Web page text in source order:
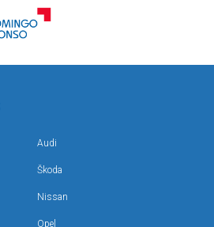
Audi
Škoda
Nissan
Opel